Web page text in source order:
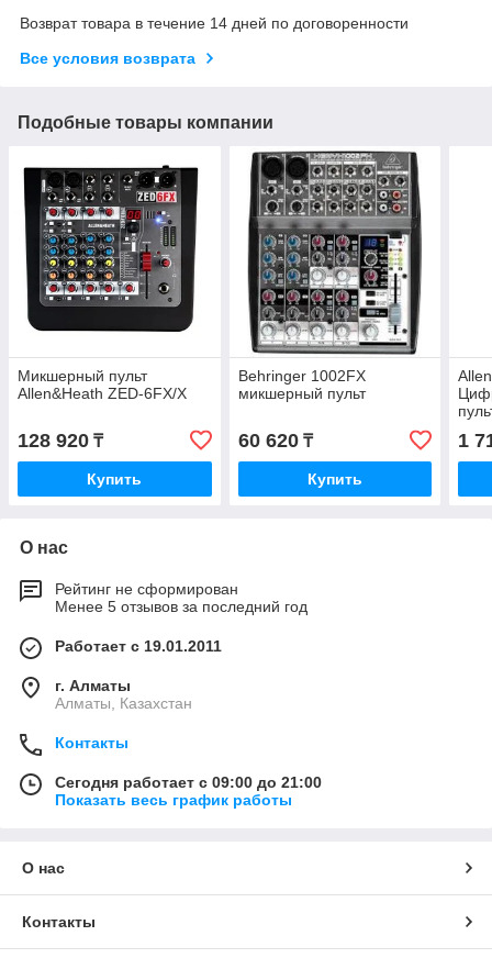
Возврат товара в течение 14 дней по договоренности
Все условия возврата
Подобные товары компании
Микшерный пульт
Allen&Heath ZED-6FX/X
128 920 ₸
Купить
Behringer 1002FX
микшерный пульт
60 620₸
Купить
1
О нас
Рейтинг не сформирован
Менее 5 отзывов за последний год
Работает с 19.01.2011
г. Алматы
Алматы, Казахстан
Контакты
Сегодня работает с 09:00 до 21:00
Показать весь график работы
О нас
Контакты